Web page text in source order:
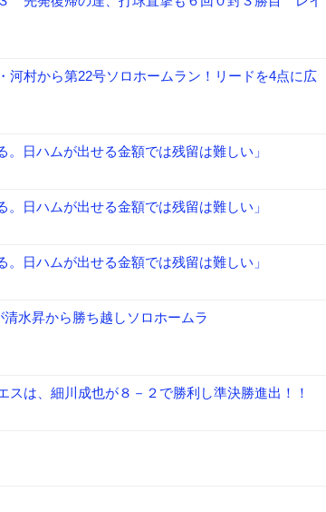
河村から第22号ソロホームラン！リードを4点に広
日ハムが出せる金額では残留は難しい」
日ハムが出せる金額では残留は難しい」
日ハムが出せる金額では残留は難しい」
水昇から勝ち越しソロホームラ
スは、細川成也が８－２で勝利し準決勝進出！！